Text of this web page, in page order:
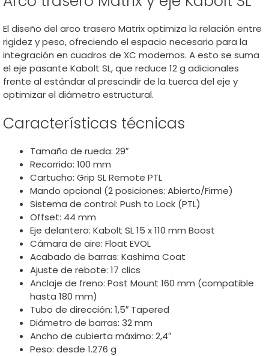
El diseño del arco trasero Matrix optimiza la relación entre
rigidez y peso, ofreciendo el espacio necesario para la
integración en cuadros de XC modernos. A esto se suma
el eje pasante Kabolt SL, que reduce 12 g adicionales
frente al estándar al prescindir de la tuerca del eje y
optimizar el diámetro estructural.
Características técnicas
Tamaño de rueda: 29″
Recorrido: 100 mm
Cartucho: Grip SL Remote PTL
Mando opcional (2 posiciones: Abierto/Firme)
Sistema de control: Push to Lock (PTL)
Offset: 44 mm
Eje delantero: Kabolt SL 15 x 110 mm Boost
Cámara de aire: Float EVOL
Acabado de barras: Kashima Coat
Ajuste de rebote: 17 clics
Anclaje de freno: Post Mount 160 mm (compatible
hasta 180 mm)
Tubo de dirección: 1,5″ Tapered
Diámetro de barras: 32 mm
Ancho de cubierta máximo: 2,4″
Peso: desde 1.276 g